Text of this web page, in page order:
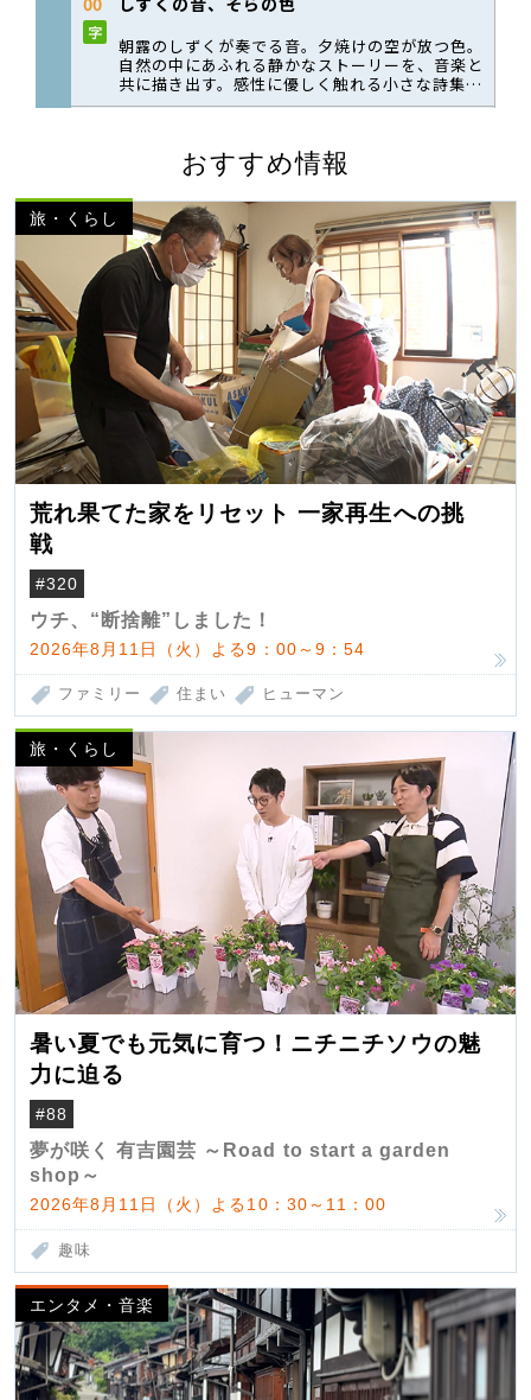
おすすめ情報
旅・くらし
荒れ果てた家をリセット 一家再生への挑
戦
#320
ウチ、“断捨離”しました！
2026年8月11日（火）よる9：00～9：54
ファミリー 住まい ヒューマン
旅・くらし
暑い夏でも元気に育つ！ニチニチソウの魅
力に迫る
#88
夢が咲く 有吉園芸 ～Road to start a garden
shop～
2026年8月11日（火）よる10：30～11：00
趣味
エンタメ・音楽